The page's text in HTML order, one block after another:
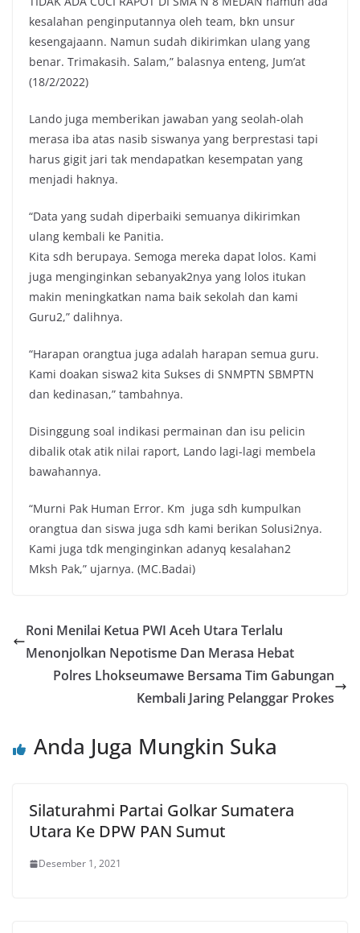
kesalahan penginputannya oleh team, bkn unsur
kesengajaann. Namun sudah dikirimkan ulang yang
benar. Trimakasih. Salam,” balasnya enteng, Jum’at
(18/2/2022)
Lando juga memberikan jawaban yang seolah-olah
merasa iba atas nasib siswanya yang berprestasi tapi
harus gigit jari tak mendapatkan kesempatan yang
menjadi haknya.
“Data yang sudah diperbaiki semuanya dikirimkan
ulang kembali ke Panitia.
Kita sdh berupaya. Semoga mereka dapat lolos. Kami
juga menginginkan sebanyak2nya yang lolos itukan
makin meningkatkan nama baik sekolah dan kami
Guru2,” dalihnya.
“Harapan orangtua juga adalah harapan semua guru.
Kami doakan siswa2 kita Sukses di SNMPTN SBMPTN
dan kedinasan,” tambahnya.
Disinggung soal indikasi permainan dan isu pelicin
dibalik otak atik nilai raport, Lando lagi-lagi membela
bawahannya.
“Murni Pak Human Error. Km juga sdh kumpulkan
orangtua dan siswa juga sdh kami berikan Solusi2nya.
Kami juga tdk menginginkan adanyq kesalahan2
Mksh Pak,” ujarnya. (MC.Badai)
Roni Menilai Ketua PWI Aceh Utara Terlalu
Menonjolkan Nepotisme Dan Merasa Hebat
Polres Lhokseumawe Bersama Tim Gabungan
Kembali Jaring Pelanggar Prokes
Anda Juga Mungkin Suka
Silaturahmi Partai Golkar Sumatera
Utara Ke DPW PAN Sumut
Desember 1, 2021